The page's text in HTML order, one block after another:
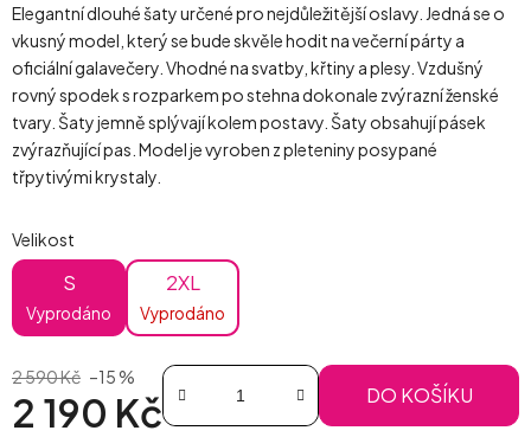
Elegantní dlouhé šaty určené pro nejdůležitější oslavy. Jedná se o
vkusný model, který se bude skvěle hodit na večerní párty a
oficiální galavečery. Vhodné na svatby, křtiny a plesy. Vzdušný
rovný spodek s rozparkem po stehna dokonale zvýrazní ženské
tvary. Šaty jemně splývají kolem postavy. Šaty obsahují pásek
zvýrazňující pas. Model je vyroben z pleteniny posypané
třpytivými krystaly.
Velikost
S
Vyprodáno
2XL
Vyprodáno
2 590 Kč –15 %
2 190 Kč DO KOŠÍKU